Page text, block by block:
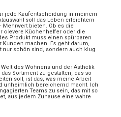
jede Kaufentscheidung in meinem
soll das Leben erleichtern
bieten. Ob es die
clevere Küchenhelfer oder die
Produkt muss einen spürbaren
machen. Es geht darum,
nur schön sind, sondern auch klug
des Wohnens und der Ästhetik
Sortiment zu gestalten, das so
soll, ist das, was meine Arbeit
unheimlich bereichernd macht. Ich
Teams zu sein, das mit so
aus jedem Zuhause eine wahre